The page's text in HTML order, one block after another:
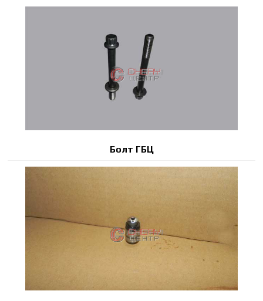
Болт ГБЦ